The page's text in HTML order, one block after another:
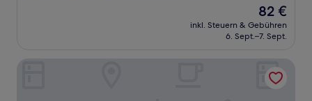
Der
Preis
beträgt
82 €
inkl. Steuern & Gebühren
6. Sept.–7. Sept.